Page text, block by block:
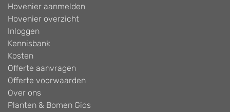
Hovenier aanmelden
Hovenier overzicht
Inloggen
Kennisbank
Kosten
Offerte aanvragen
Offerte voorwaarden
Over ons
Planten & Bomen Gids